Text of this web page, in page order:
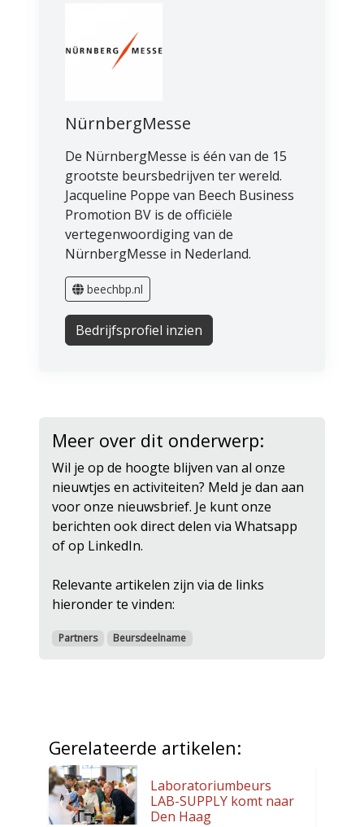
NürnbergMesse
De NürnbergMesse is één van de 15
grootste beursbedrijven ter wereld.
Jacqueline Poppe van Beech Business
Promotion BV is de officiële
vertegenwoordiging van de
NürnbergMesse in Nederland.
beechbp.nl
Bedrijfsprofiel inzien
Meer over dit onderwerp:
Wil je op de hoogte blijven van al onze
nieuwtjes en activiteiten? Meld je dan aan
voor onze nieuwsbrief. Je kunt onze
berichten ook direct delen via Whatsapp
of op LinkedIn.
Relevante artikelen zijn via de links
hieronder te vinden:
Partners Beursdeelname
Gerelateerde artikelen:
Laboratoriumbeurs
LAB-SUPPLY komt naar
Den Haag